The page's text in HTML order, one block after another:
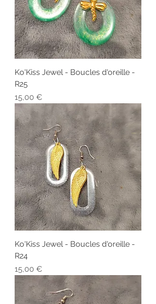
Ko'Kiss Jewel - Boucles d'oreille -
R25
Prix
15,00 €
Ko'Kiss Jewel - Boucles d'oreille -
R24
Prix
15,00 €